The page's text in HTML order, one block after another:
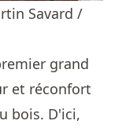
Savard /
grand
et réconfort
bois. D'ici,